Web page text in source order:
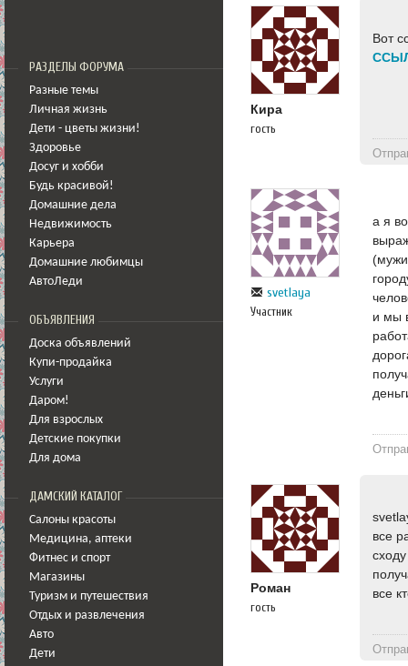
РАЗДЕЛЫ ФОРУМА
Разные темы
Личная жизнь
Дети - цветы жизни!
Здоровье
Досуг и хобби
Будь красивой!
Домашние дела
Недвижимость
Карьера
Домашние любимцы
АвтоЛеди
ОБЪЯВЛЕНИЯ
Доска объявлений
Купи-продайка
Услуги
Даром!
Для взрослых
Детские покупки
Для дома
ДАМСКИЙ КАТАЛОГ
Салоны красоты
Медицина, аптеки
Фитнес и спорт
Магазины
Туризм и путешествия
Отдых и развлечения
Авто
Дети
Кира
гость
Вот
svetlaya
Участник
а я
и мы
Роман
гость
все
все